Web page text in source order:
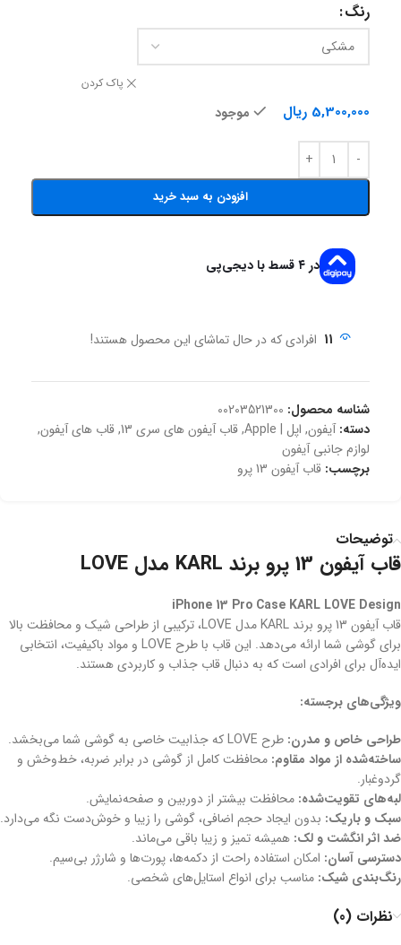
رنگ
پاک کردن
5,300,000 ریال موجود
افزودن به سبد خرید
در ۴ قسط با دیجی‌پی
11 افرادی که در حال تماشای این محصول هستند!
شناسه محصول: 00203521300
دسته: آیفون, اپل | Apple ,قاب آیفون های سری 13 ,قاب های آیفون,
لوازم جانبی آیفون
برچسب: قاب آیفون 13 پرو
توضیحات
قاب آیفون 13 پرو برند KARL مدل LOVE
iPhone 13 Pro Case KARL LOVE Design
قاب آیفون 13 پرو برند KARL مدل LOVE، ترکیبی از طراحی شیک و محافظت بالا
برای گوشی شما ارائه می‌دهد. این قاب با طرح LOVE و مواد باکیفیت، انتخابی
ایده‌آل برای افرادی است که به دنبال قاب جذاب و کاربردی هستند.
ویژگی‌های برجسته:
طراحی خاص و مدرن: طرح LOVE که جذابیت خاصی به گوشی شما می‌بخشد.
ساخته‌شده از مواد مقاوم: محافظت کامل از گوشی در برابر ضربه، خط‌وخش و
گردوغبار.
لبه‌های تقویت‌شده: محافظت بیشتر از دوربین و صفحه‌نمایش.
سبک و باریک: بدون ایجاد حجم اضافی، گوشی را زیبا و خوش‌دست نگه می‌دارد.
ضد اثر انگشت و لک: همیشه تمیز و زیبا باقی می‌ماند.
دسترسی آسان: امکان استفاده راحت از دکمه‌ها، پورت‌ها و شارژر بی‌سیم.
رنگ‌بندی شیک: مناسب برای انواع استایل‌های شخصی.
نظرات (0)